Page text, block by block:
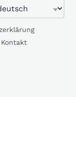
Kontakt